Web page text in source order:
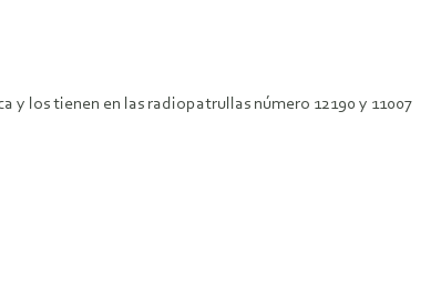
y los tienen en las radiopatrullas número 12190 y 11007